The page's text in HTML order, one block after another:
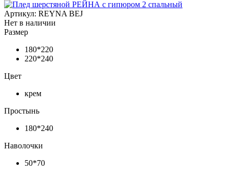
Артикул: REYNA BEJ
Нет в наличии
Размер
180*220
220*240
Цвет
крем
Простынь
180*240
Наволочки
50*70